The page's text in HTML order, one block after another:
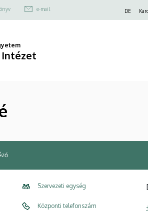
e-mail
FelsőDE
Szervezeti egység
Központi telefonszám